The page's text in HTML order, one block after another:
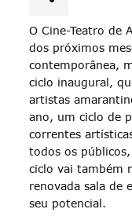
O Cine-Teatro de
dos próximos
contemporânea,
ciclo inaugural,
artistas
ano, um ciclo de
correntes
todos os
ciclo vai também
renovada sala de
seu potencial.